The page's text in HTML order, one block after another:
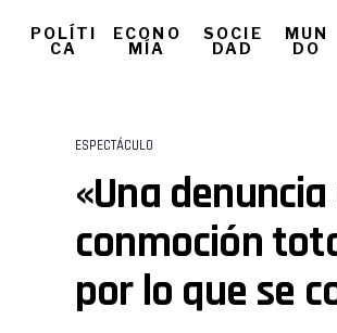
POLÍTI
CA
ECONO
MÍA
SOCIE
DAD
MUN
DO
ESPECTÁCULO
«Una
conmoción
por lo que se